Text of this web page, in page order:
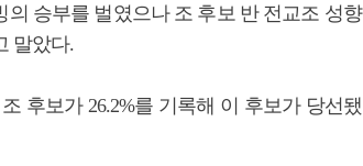
승부를 벌였으나 조 후보 반 전교조 성향
말았다.
후보가 26.2%를 기록해 이 후보가 당선됐